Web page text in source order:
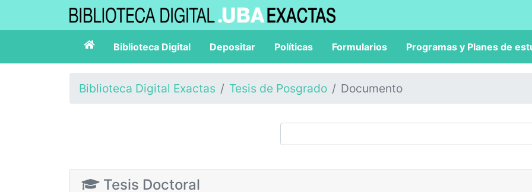
Biblioteca Digital Depositar Políticas Formularios Programas y Planes de
Biblioteca Digital Exactas Tesis de Posgrado Documento
Tesis Doctoral